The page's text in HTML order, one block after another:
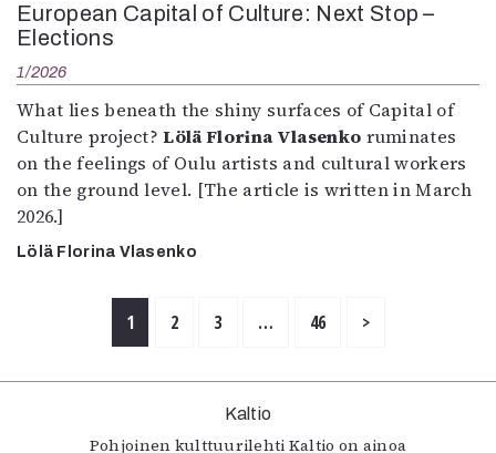
European Capital of Culture: Next Stop –
Elections
1/2026
What lies beneath the shiny surfaces of Capital of
Culture project?Lölä Florina Vlasenko ruminates
on the feelings of Oulu artists and cultural workers
on the ground level. [The article is written in March
2026.]
Lölä Florina Vlasenko
1 2 3 … 46 >
Kaltio
Pohjoinen kulttuurilehti Kaltio on ainoa